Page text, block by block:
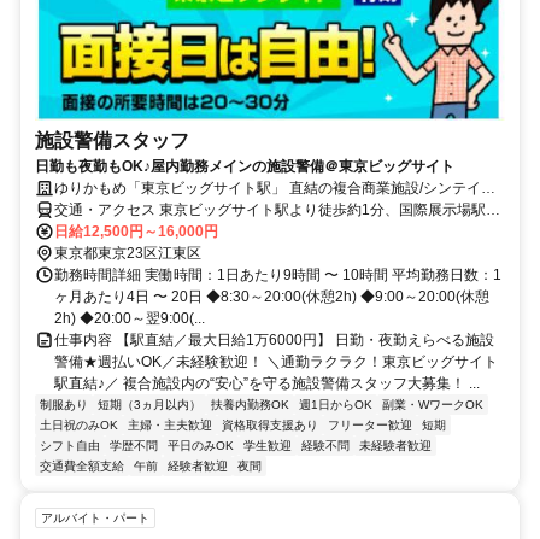
施設警備スタッフ
日勤も夜勤もOK♪屋内勤務メインの施設警備＠東京ビッグサイト
ゆりかもめ「東京ビッグサイト駅」 直結の複合商業施設/シンテイ警
備株式会社 湾岸支社
交通・アクセス 東京ビッグサイト駅より徒歩約1分、国際展示場駅よ
り徒歩約5分
日給12,500円～16,000円
東京都東京23区江東区
勤務時間詳細 実働時間：1日あたり9時間 〜 10時間 平均勤務日数：1
ヶ月あたり4日 〜 20日 ◆8:30～20:00(休憩2h) ◆9:00～20:00(休憩
2h) ◆20:00～翌9:00(...
仕事内容 【駅直結／最大日給1万6000円】 日勤・夜勤えらべる施設
警備★週払いOK／未経験歓迎！ ＼通勤ラクラク！東京ビッグサイト
駅直結♪／ 複合施設内の“安心”を守る施設警備スタッフ大募集！ ...
制服あり 短期（3ヵ月以内） 扶養内勤務OK 週1日からOK
副業・WワークOK
土日祝のみOK
主婦・主夫歓迎 資格取得支援あり フリーター歓迎
短期
シフト自由
学歴不問 平日のみOK 学生歓迎 経験不問
未経験者歓迎
交通費全額支給
午前 経験者歓迎 夜間
アルバイト・パート